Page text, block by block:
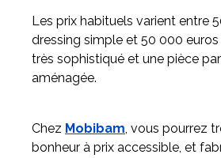
Les prix habituels varient entre
dressing simple et 50 000
très sophistiqué et une pièce
aménagée.
Chez Mobibam, vous pourrez
bonheur à prix accessible, et